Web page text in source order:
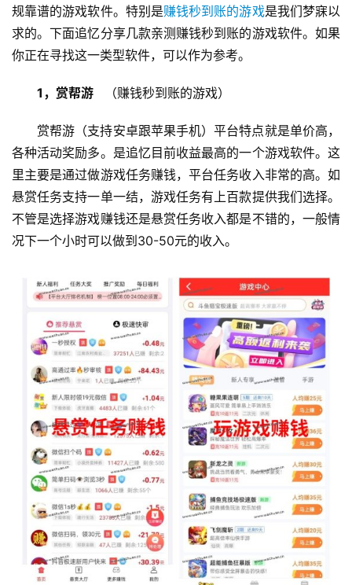
规靠谱的游戏软件。特别是赚钱秒到账的游戏是我们梦寐以
求的。下面追忆分享几款亲测赚钱秒到账的游戏软件。如果
你正在寻找这一类型软件，可以作为参考。
1，赏帮游
  （赚钱秒到账的游戏）
赏帮游（支持安卓跟苹果手机）平台特点就是单价高，
各种活动奖励多。是追忆目前收益最高的一个游戏软件。这
里主要是通过做游戏任务赚钱，平台任务收入非常的高。如
悬赏任务支持一单一结，游戏任务有上百款提供我们选择。
不管是选择游戏赚钱还是悬赏任务收入都是不错的，一般情
况下一个小时可以做到30-50元的收入。